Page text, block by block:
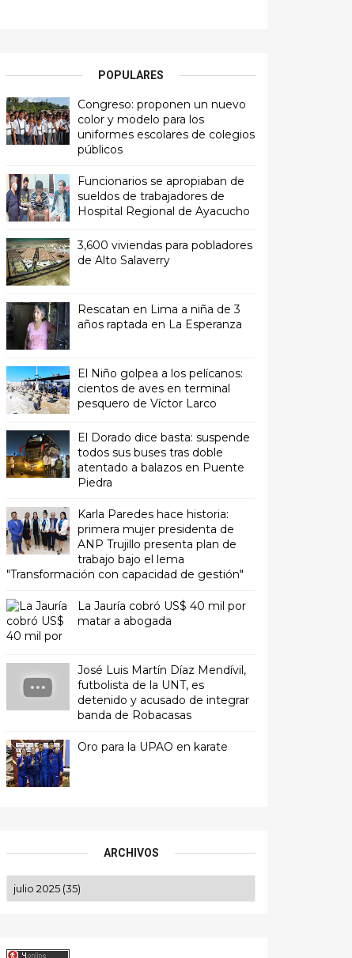
POPULARES
Congreso: proponen un nuevo
color y modelo para los
uniformes escolares de colegios
públicos
Funcionarios se apropiaban de
sueldos de trabajadores de
Hospital Regional de Ayacucho
3,600 viviendas para pobladores
de Alto Salaverry
Rescatan en Lima a niña de 3
años raptada en La Esperanza
El Niño golpea a los pelícanos:
cientos de aves en terminal
pesquero de Víctor Larco
El Dorado dice basta: suspende
todos sus buses tras doble
atentado a balazos en Puente
Piedra
Karla Paredes hace historia:
primera mujer presidenta de
ANP Trujillo presenta plan de
trabajo bajo el lema
"Transformación con capacidad de gestión"
La Jauría cobró US$ 40 mil por
matar a abogada
José Luis Martín Díaz Mendívil,
futbolista de la UNT, es
detenido y acusado de integrar
banda de Robacasas
Oro para la UPAO en karate
ARCHIVOS